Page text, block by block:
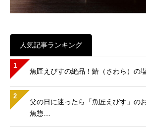
人気記事ランキング
1
魚匠えびすの絶品！鰆（さわら）の
2
父の日に迷ったら「魚匠えびす」の
魚惣…